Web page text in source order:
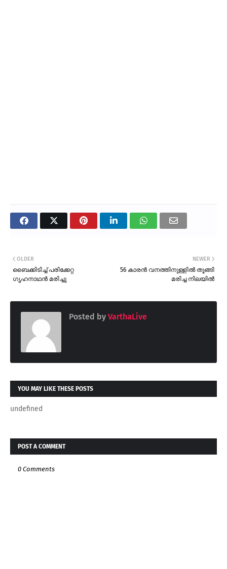
NEWER
56 കാരൻ വനത്തിനുള്ളിൽ തൂങ്ങി
മരിച്ച നിലയിൽ
OLDER
ബൈക്കിടിച്ച് പരിക്കേറ്റ
ഗൃഹനാഥൻ മരിച്ചു
Posted by VarthaLive
YOU MAY LIKE THESE POSTS
undefined
POST A COMMENT
0 Comments